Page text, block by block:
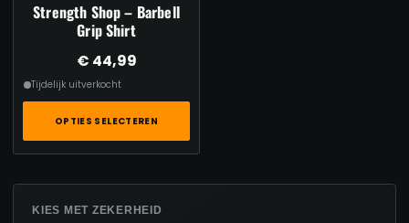
Strength Shop – Barbell
Grip Shirt
€ 44,99
Tijdelijk uitverkocht
OPTIES SELECTEREN
Dit
product
heeft
KIES MET ZEKERHEID